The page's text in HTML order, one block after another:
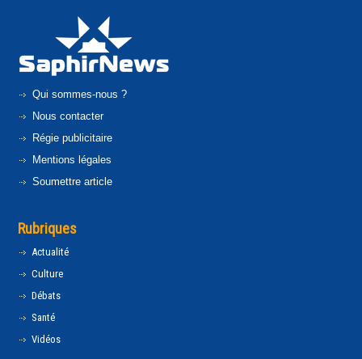
Qui sommes-nous ?
Nous contacter
Régie publicitaire
Mentions légales
Soumettre article
Rubriques
Actualité
Culture
Débats
Santé
Vidéos